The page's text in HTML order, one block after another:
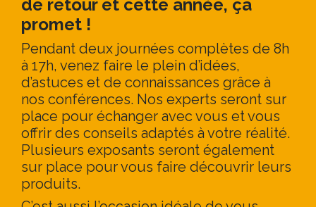
de retour et cette année, ça
promet !
Pendant deux journées complètes de 8h
à 17h, venez faire le plein d’idées,
d’astuces et de connaissances grâce à
nos conférences. Nos experts seront sur
place pour échanger avec vous et vous
offrir des conseils adaptés à votre réalité.
Plusieurs exposants seront également
sur place pour vous faire découvrir leurs
produits.